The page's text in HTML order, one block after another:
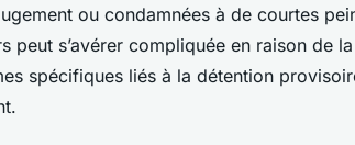
ou condamnées à de courtes
peut s’avérer compliquée en raison de
spécifiques liés à la détention